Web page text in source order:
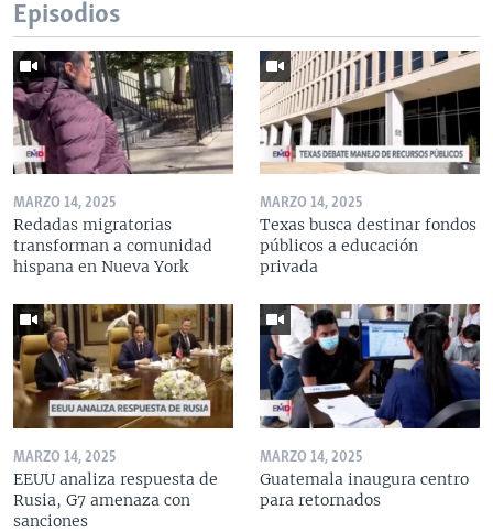
Episodios
MARZO 14, 2025
Redadas migratorias
transforman a comunidad
hispana en Nueva York
MARZO 14, 2025
Texas busca destinar fondos
públicos a educación
privada
MARZO 14, 2025
EEUU analiza respuesta de
Rusia, G7 amenaza con
sanciones
MARZO 14, 2025
Guatemala inaugura centro
para retornados